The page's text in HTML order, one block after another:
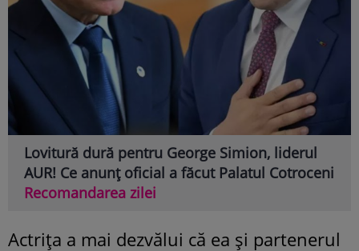
Lovitură dură pentru George Simion, liderul
AUR! Ce anunț oficial a făcut Palatul Cotroceni
Recomandarea zilei
Actrița a mai dezvălui că ea și partenerul